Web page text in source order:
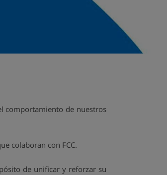
comportamiento de nuestros
colaboran con FCC.
de unificar y reforzar su